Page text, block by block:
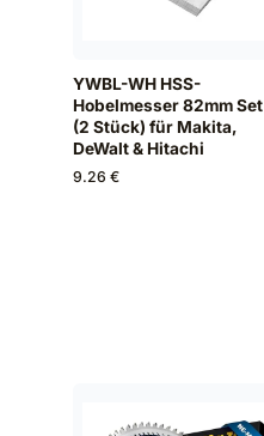
YWBL-WH HSS-
Hobelmesser 82mm Set
(2 Stück) für Makita,
DeWalt & Hitachi
9.26 €